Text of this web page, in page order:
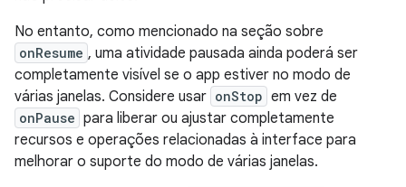
No entanto, como mencionado na seção sobre
onResume , uma atividade pausada ainda poderá ser
completamente visível se o app estiver no modo de
várias janelas. Considere usar onStop em vez de
onPause para liberar ou ajustar completamente
recursos e operações relacionadas à interface para
melhorar o suporte do modo de várias janelas.